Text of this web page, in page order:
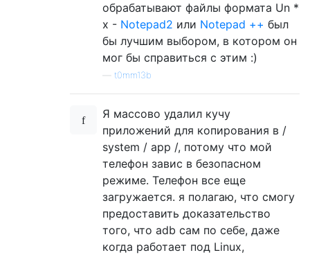
обрабатывают файлы формата Un *
x - Notepad2 или Notepad ++ был
бы лучшим выбором, в котором он
мог бы справиться с этим :)
t0mm13b
Я массово удалил кучу
приложений для копирования в /
system / app /, потому что мой
телефон завис в безопасном
режиме. Телефон все еще
загружается. я полагаю, что смогу
предоставить доказательство
того, что adb сам по себе, даже
когда работает под Linux,